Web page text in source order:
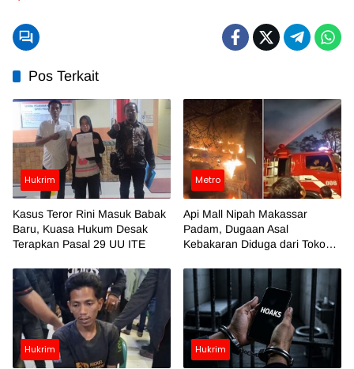
Pos Terkait
Hukrim
Kasus Teror Rini Masuk Babak
Baru, Kuasa Hukum Desak
Terapkan Pasal 29 UU ITE
Metro
Api Mall Nipah Makassar
Padam, Dugaan Asal
Kebakaran Diduga dari Toko
Hukrim Hukrim